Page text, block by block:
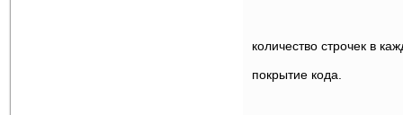
количество строчек в
покрытие кода.